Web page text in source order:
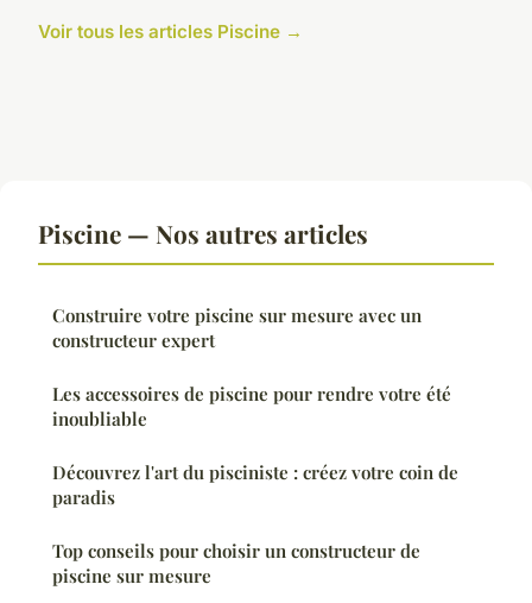
Voir tous les articles Piscine →
Piscine — Nos autres articles
Construire votre piscine sur mesure avec un
constructeur expert
Les accessoires de piscine pour rendre votre été
inoubliable
Découvrez l'art du pisciniste : créez votre coin de
paradis
Top conseils pour choisir un constructeur de
piscine sur mesure